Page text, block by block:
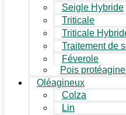
Seigle Hybride
Triticale
Triticale
Traitement de
Féverole
Pois
Oléagineux
Colza
Lin